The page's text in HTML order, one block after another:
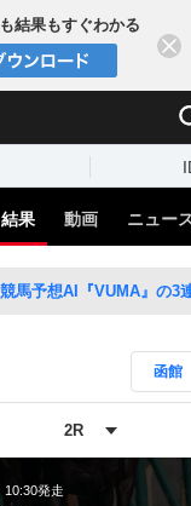
結果もすぐわかる
果 動画 ニュー
競馬予想AI『VUMA』の3
函館
10:30発走